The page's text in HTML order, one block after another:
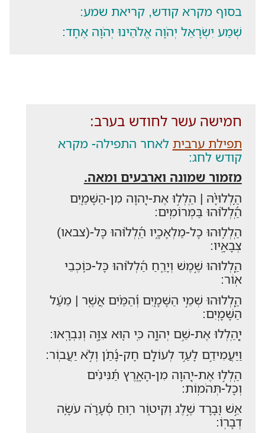
בסוף מקרא קודש, קריאת שמע:
שְׁמַע יִשְׂרָאֵל יְהֹוָה אֱלֹהֵינוּ יְהֹוָה אֶחָד:
חמישה עשר לחודש בערב:
תפילת ערבית לאחר התפילה- מקרא
קודש לחג:
מזמור שמונה וארבעים ומאה.
הַ֥לְלוּיָ֨הּ | הַֽלְל֣וּ אֶת-יְ֭הוָה מִן-הַשָּׁמַ֑יִם
הַֽ֝לְל֗וּהוּ בַּמְּרוֹמִֽים:
הַֽלְל֥וּהוּ כָל-מַלְאָכָ֑יו הַֽ֝לְל֗וּהוּ כָּל-(צבאו)
צְבָאָֽיו:
הַֽ֭לְלוּהוּ שֶׁ֣מֶשׁ וְיָרֵ֑חַ הַ֝לְל֗וּהוּ כָּל-כּ֥וֹכְבֵי
אֽוֹר:
הַֽ֭לְלוּהוּ שְׁמֵ֣י הַשָּׁמָ֑יִם וְ֝הַמַּ֗יִם אֲשֶׁ֤ר | מֵעַ֬ל
הַשָּׁמָֽיִם:
יְֽ֭הַֽלְלוּ אֶת-שֵׁ֣ם יְהוָ֑ה כִּ֤י ה֭וּא צִוָּ֣ה וְנִבְרָֽאוּ:
וַיַּעֲמִידֵ֣ם לָעַ֣ד לְעוֹלָ֑ם חָק-נָ֝תַ֗ן וְלֹ֣א יַעֲבֽוֹר:
הַֽלְל֣וּ אֶת-יְ֭הוָה מִן-הָאָ֑רֶץ תַּ֝נִּינִ֗ים
וְכָל-תְּהֹמֽוֹת:
אֵ֣שׁ וּ֭בָרָד שֶׁ֣לֶג וְקִיט֑וֹר ר֥וּחַ סְ֝עָרָ֗ה עֹשָׂ֥ה
דְבָרֽוֹ: